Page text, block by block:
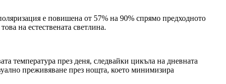
е повишена от 57% на 90% спрямо предходното
на естествената светлина.
температура през деня, следвайки цикъла на дневната
преживяване през нощта, което минимизира